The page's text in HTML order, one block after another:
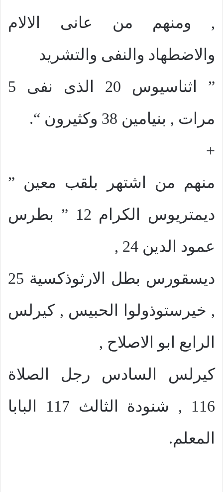
, ومنهم من عانى الالام
والاضطهاد والنفى والتشريد
” اثناسيوس 20 الذى نفى 5
مرات , بنيامين 38 وكثيرون “.
+
منهم من اشتهر بلقب معين ”
ديمتريوس الكرام 12 ” بطرس
عمود الدين 24 ,
ديسقورس بطل الارثوذكسية 25
, خيرستوذولوا الحبيس , كيرلس
الرابع ابو الاصلاح ,
كيرلس السادس رجل الصلاة
116 , شنودة الثالث 117 البابا
المعلم.